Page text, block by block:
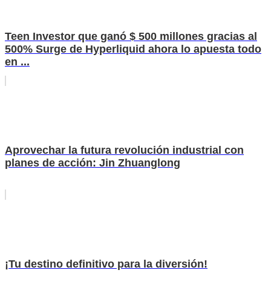
Teen Investor que ganó $ 500 millones gracias al
500% Surge de Hyperliquid ahora lo apuesta todo
en ...
Aprovechar la futura revolución industrial con
planes de acción: Jin Zhuanglong
¡Tu destino definitivo para la diversión!